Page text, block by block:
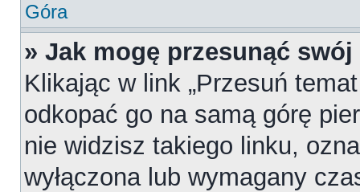
Góra
» Jak mogę przesunąć
Klikając w link „Przesuń
odkopać go na samą górę
nie widzisz takiego linku,
wyłączona lub wymagany